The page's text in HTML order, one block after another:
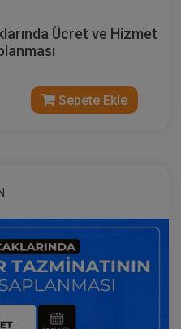
Ücret ve Hizmet
Sepete Ekle